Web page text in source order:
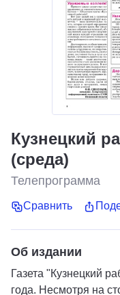
Кузнецкий
(среда)
Телепрограмма
Сравнить
Об издании
Газета "Кузнецкий
года. Несмотря на